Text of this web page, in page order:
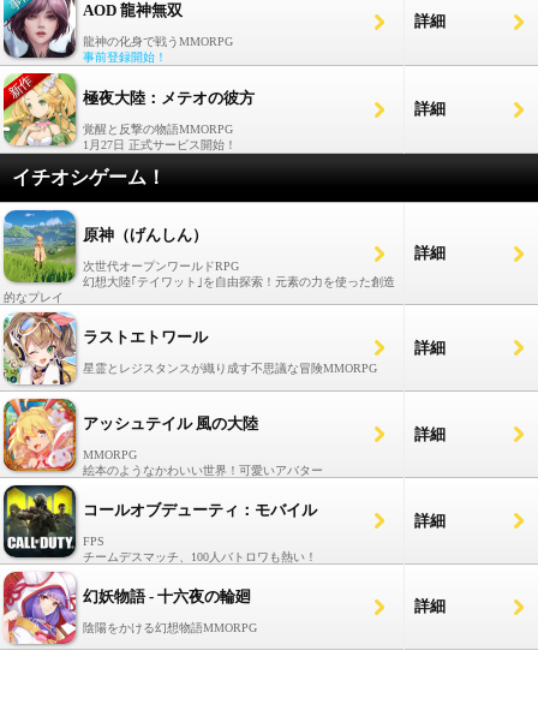
AOD 龍神無双
龍神の化身で戦うMMORPG
事前登録開始！
詳細
極夜大陸：メテオの彼方
覚醒と反撃の物語MMORPG
1月27日 正式サービス開始！
詳細
イチオシゲーム！
原神（げんしん）
次世代オープンワールドRPG
幻想大陸｢テイワット｣を自由探索！元素の力を使った創造
的なプレイ
詳細
ラストエトワール
星霊とレジスタンスが織り成す不思議な冒険MMORPG
詳細
アッシュテイル 風の大陸
MMORPG
絵本のようなかわいい世界！可愛いアバター
詳細
コールオブデューティ：モバイル
FPS
チームデスマッチ、100人バトロワも熱い！
詳細
幻妖物語 - 十六夜の輪廻
陰陽をかける幻想物語MMORPG
詳細